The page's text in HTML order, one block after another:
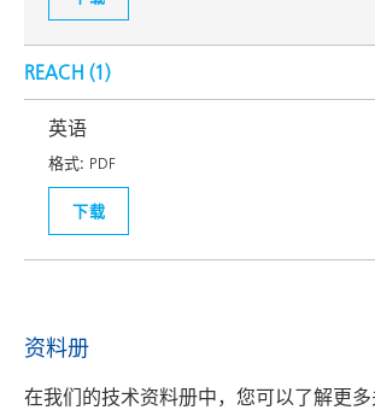
REACH (1)
英语
格式: PDF
下载
资料册
在我们的技术资料册中，您可以了解更